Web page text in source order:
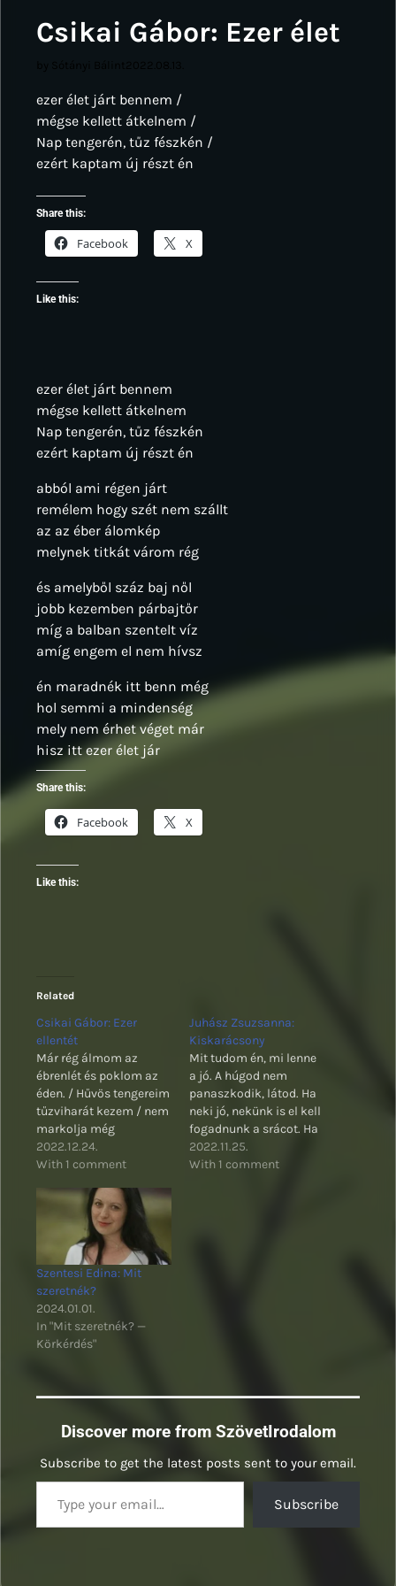
Csikai Gábor: Ezer élet
ezer élet járt bennem /
mégse kellett átkelnem /
Nap tengerén, tűz fészkén /
ezért kaptam új részt én
Share this:
Facebook X
Like this:
ezer élet járt bennem
mégse kellett átkelnem
Nap tengerén, tűz fészkén
ezért kaptam új részt én
abból ami régen járt
remélem hogy szét nem szállt
az az éber álomkép
melynek titkát várom rég
és amelyből száz baj nől
jobb kezemben párbajtőr
míg a balban szentelt víz
amíg engem el nem hívsz
én maradnék itt benn még
hol semmi a mindenség
mely nem érhet véget már
hisz itt ezer élet jár
Share this:
Facebook X
Like this:
Related
Csikai Gábor: Ezer
ellentét
Már rég álmom az
ébrenlét és poklom az
éden. / Hűvös tengereim
tűzviharát kezem / nem
markolja még
2022.12.24.
With 1 comment
Juhász Zsuzsanna:
Kiskarácsony
Mit tudom én, mi lenne
a jó. A húgod nem
panaszkodik, látod. Ha
neki jó, nekünk is el kell
fogadnunk a srácot. Ha
meg nem érez, nem
érez. Annyit meg csak
2022.11.25.
With 1 comment
Szentesi Edina: Mit
szeretnék?
2024.01.01.
In "Mit szeretnék? —
Körkérdés"
Discover more from SzövetIrodalom
Subscribe to get the latest posts sent to your email.
Type your email…
Subscribe